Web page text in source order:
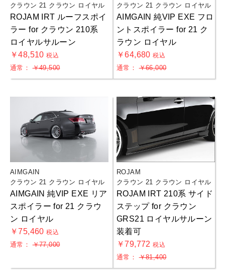
クラウン 21 クラウン ロイヤル
ROJAM IRT ルーフスポイ
ラー for クラウン 210系
ロイヤルサルーン
￥48,510税込
通常：￥49,500
クラウン 21 クラウン ロイヤル
AIMGAIN 純VIP EXE フロ
ントスポイラー for 21 ク
ラウン ロイヤル
￥64,680税込
通常：￥66,000
AIMGAIN
クラウン 21 クラウン ロイヤル
AIMGAIN 純VIP EXE リア
スポイラー for 21 クラウ
ン ロイヤル
￥75,460税込
通常：￥77,000
ROJAM
クラウン 21 クラウン ロイヤル
ROJAM IRT 210系 サイド
ステップ for クラウン
GRS21 ロイヤルサルーン
装着可
￥79,772税込
通常：￥81,400